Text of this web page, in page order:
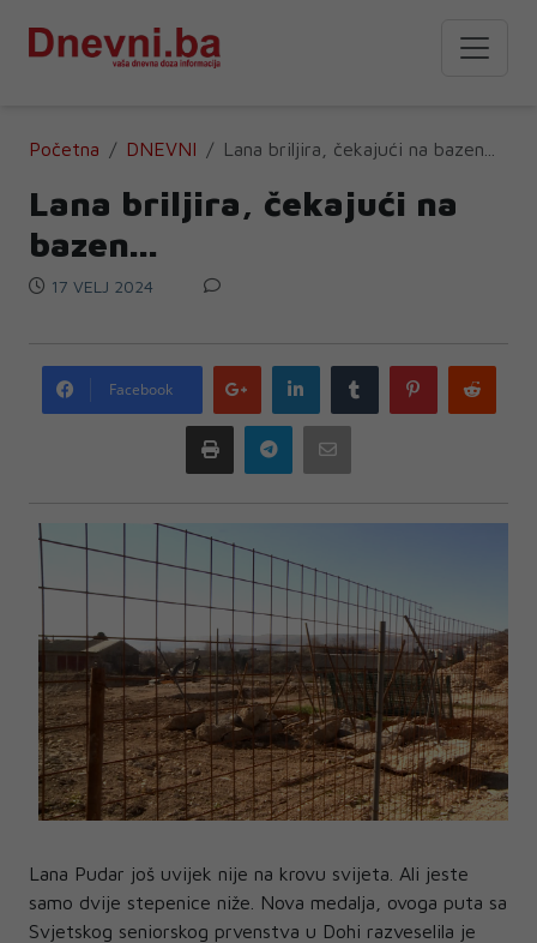
Početna DNEVNI Lana briljira, čekajući na bazen...
Lana briljira, čekajući na
bazen...
17 VELJ 2024
Facebook
Google
plus
LinkedIn Tumblr Pinterest
Print Telegram
Lana Pudar još uvijek nije na krovu svijeta. Ali jeste
samo dvije stepenice niže. Nova medalja, ovoga puta sa
Svjetskog seniorskog prvenstva u Dohi razveselila je